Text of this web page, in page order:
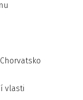
vlasti